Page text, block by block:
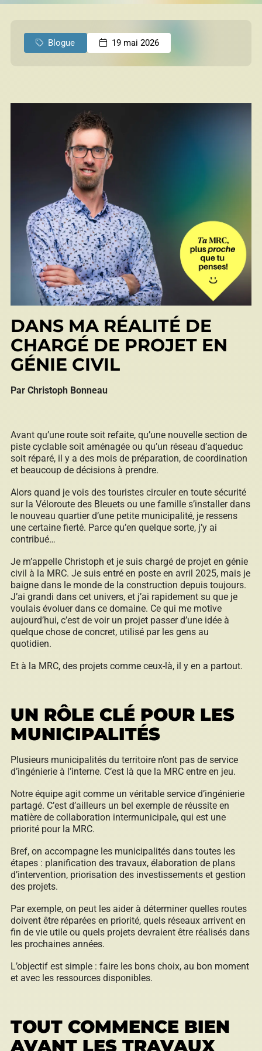
Réinitialiser
Développement éolien
Évaluation foncière
Fonds, programmes et appels de projets
Règlements, politiques, cadres, plans
d’action et autres documents
Répertoire des entreprises
Sable et gravier
Vente pour non-paiement de taxes
Blogue 19 mai 2026
DANS MA RÉALITÉ DE
CHARGÉ DE PROJET EN
GÉNIE CIVIL
Par Christoph Bonneau
Avant qu’une route soit refaite, qu’une nouvelle section de
piste cyclable soit aménagée ou qu’un réseau d’aqueduc
soit réparé, il y a des mois de préparation, de coordination
et beaucoup de décisions à prendre.
Alors quand je vois des touristes circuler en toute sécurité
sur la Véloroute des Bleuets ou une famille s’installer dans
le nouveau quartier d’une petite municipalité, je ressens
une certaine fierté. Parce qu’en quelque sorte, j’y ai
contribué…
Je m’appelle Christoph et je suis chargé de projet en génie
civil à la MRC. Je suis entré en poste en avril 2025, mais je
baigne dans le monde de la construction depuis toujours.
J’ai grandi dans cet univers, et j’ai rapidement su que je
voulais évoluer dans ce domaine. Ce qui me motive
aujourd’hui, c’est de voir un projet passer d’une idée à
quelque chose de concret, utilisé par les gens au
quotidien.
Et à la MRC, des projets comme ceux-là, il y en a partout.
UN RÔLE CLÉ POUR LES
MUNICIPALITÉS
Plusieurs municipalités du territoire n’ont pas de service
d’ingénierie à l’interne. C’est là que la MRC entre en jeu.
Notre équipe agit comme un véritable service d’ingénierie
partagé. C’est d’ailleurs un bel exemple de réussite en
matière de collaboration intermunicipale, qui est une
priorité pour la MRC.
Bref, on accompagne les municipalités dans toutes les
étapes : planification des travaux, élaboration de plans
d’intervention, priorisation des investissements et gestion
des projets.
Par exemple, on peut les aider à déterminer quelles routes
doivent être réparées en priorité, quels réseaux arrivent en
fin de vie utile ou quels projets devraient être réalisés dans
les prochaines années.
L’objectif est simple : faire les bons choix, au bon moment
et avec les ressources disponibles.
TOUT COMMENCE BIEN
AVANT LES TRAVAUX